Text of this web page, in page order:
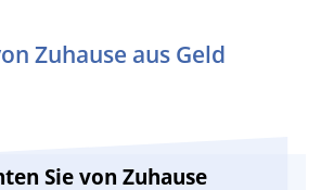
Zuhause aus Geld
Sie von Zuhause